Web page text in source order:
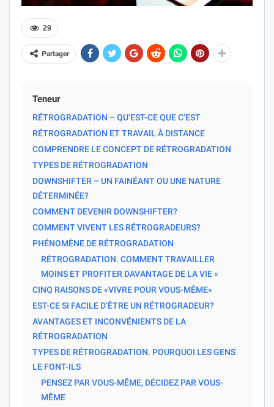
29
Partager
Teneur
RÉTROGRADATION – QU’EST-CE QUE C’EST
RÉTROGRADATION ET TRAVAIL À DISTANCE
COMPRENDRE LE CONCEPT DE RÉTROGRADATION
TYPES DE RÉTROGRADATION
DOWNSHIFTER – UN FAINÉANT OU UNE NATURE
DÉTERMINÉE?
COMMENT DEVENIR DOWNSHIFTER?
COMMENT VIVENT LES RÉTROGRADEURS?
PHÉNOMÈNE DE RÉTROGRADATION
RÉTROGRADATION. COMMENT TRAVAILLER
MOINS ET PROFITER DAVANTAGE DE LA VIE «
CINQ RAISONS DE «VIVRE POUR VOUS-MÊME»
EST-CE SI FACILE D’ÊTRE UN RÉTROGRADEUR?
AVANTAGES ET INCONVÉNIENTS DE LA
RÉTROGRADATION
TYPES DE RÉTROGRADATION. POURQUOI LES GENS
LE FONT-ILS
PENSEZ PAR VOUS-MÊME, DÉCIDEZ PAR VOUS-
MÊME